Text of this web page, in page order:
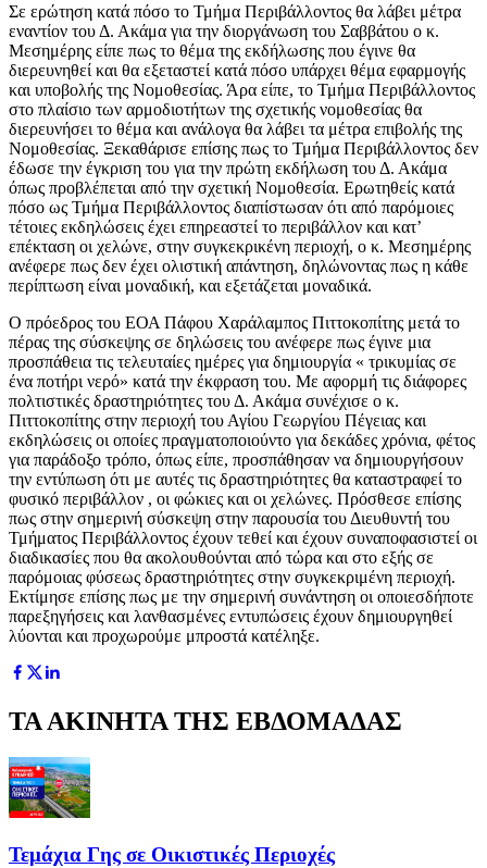
Σε ερώτηση κατά πόσο το Τμήμα Περιβάλλοντος θα λάβει μέτρα
εναντίον του Δ. Ακάμα για την διοργάνωση του Σαββάτου ο κ.
Μεσημέρης είπε πως το θέμα της εκδήλωσης που έγινε θα
διερευνηθεί και θα εξεταστεί κατά πόσο υπάρχει θέμα εφαρμογής
και υποβολής της Νομοθεσίας. Άρα είπε, το Τμήμα Περιβάλλοντος
στο πλαίσιο των αρμοδιοτήτων της σχετικής νομοθεσίας θα
διερευνήσει το θέμα και ανάλογα θα λάβει τα μέτρα επιβολής της
Νομοθεσίας. Ξεκαθάρισε επίσης πως το Τμήμα Περιβάλλοντος δεν
έδωσε την έγκριση του για την πρώτη εκδήλωση του Δ. Ακάμα
όπως προβλέπεται από την σχετική Νομοθεσία. Ερωτηθείς κατά
πόσο ως Τμήμα Περιβάλλοντος διαπίστωσαν ότι από παρόμοιες
τέτοιες εκδηλώσεις έχει επηρεαστεί το περιβάλλον και κατ’
επέκταση οι χελώνε, στην συγκεκρικένη περιοχή, ο κ. Μεσημέρης
ανέφερε πως δεν έχει ολιστική απάντηση, δηλώνοντας πως η κάθε
περίπτωση είναι μοναδική, και εξετάζεται μοναδικά.
Ο πρόεδρος του ΕΟΑ Πάφου Χαράλαμπος Πιττοκοπίτης μετά το
πέρας της σύσκεψης σε δηλώσεις του ανέφερε πως έγινε μια
προσπάθεια τις τελευταίες ημέρες για δημιουργία « τρικυμίας σε
ένα ποτήρι νερό» κατά την έκφραση του. Με αφορμή τις διάφορες
πολτιστικές δραστηριότητες του Δ. Ακάμα συνέχισε ο κ.
Πιττοκοπίτης στην περιοχή του Αγίου Γεωργίου Πέγειας και
εκδηλώσεις οι οποίες πραγματοποιούντο για δεκάδες χρόνια, φέτος
για παράδοξο τρόπο, όπως είπε, προσπάθησαν να δημιουργήσουν
την εντύπωση ότι με αυτές τις δραστηριότητες θα καταστραφεί το
φυσικό περιβάλλον , οι φώκιες και οι χελώνες. Πρόσθεσε επίσης
πως στην σημερινή σύσκεψη στην παρουσία του Διευθυντή του
Τμήματος Περιβάλλοντος έχουν τεθεί και έχουν συναποφασιστεί οι
διαδικασίες που θα ακολουθούνται από τώρα και στο εξής σε
παρόμοιας φύσεως δραστηριότητες στην συγκεκριμένη περιοχή.
Εκτίμησε επίσης πως με την σημερινή συνάντηση οι οποιεσδήποτε
παρεξηγήσεις και λανθασμένες εντυπώσεις έχουν δημιουργηθεί
λύονται και προχωρούμε μπροστά κατέληξε.
ΤΑ ΑΚΙΝΗΤΑ ΤΗΣ ΕΒΔΟΜΑΔΑΣ
Τεμάχια Γης σε Οικιστικές Περιοχές